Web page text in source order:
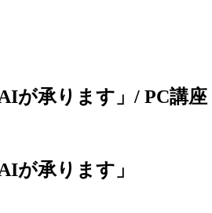
が承ります」/ PC講
が承ります」